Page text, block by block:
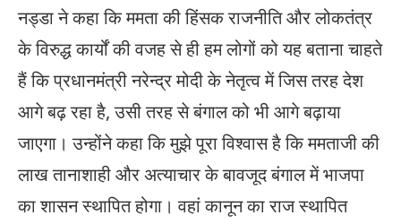
नड्डा ने कहा कि ममता की हिंसक राजनीति और लोकतंत्र
के विरुद्ध कार्यों की वजह से ही हम लोगों को यह बताना चाहते
हैं कि प्रधानमंत्री नरेन्द्र मोदी के नेतृत्व में जिस तरह देश
आगे बढ़ रहा है, उसी तरह से बंगाल को भी आगे बढ़ाया
जाएगा। उन्होंने कहा कि मुझे पूरा विश्वास है कि ममताजी की
लाख तानाशाही और अत्याचार के बावजूद बंगाल में भाजपा
का शासन स्थापित होगा। वहां कानून का राज स्थापित